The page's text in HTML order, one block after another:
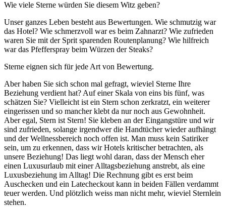
Wie viele Sterne würden Sie diesem Witz geben?
Unser ganzes Leben besteht aus Bewertungen. Wie schmutzig war
das Hotel? Wie schmerzvoll war es beim Zahnarzt? Wie zufrieden
waren Sie mit der Sprit sparenden Routenplanung? Wie hilfreich
war das Pfefferspray beim Würzen der Steaks?
Sterne eignen sich für jede Art von Bewertung.
Aber haben Sie sich schon mal gefragt, wieviel Sterne Ihre
Beziehung verdient hat? Auf einer Skala von eins bis fünf, was
schätzen Sie? Vielleicht ist ein Stern schon zerkratzt, ein weiterer
eingerissen und so mancher klebt da nur noch aus Gewohnheit.
Aber egal, Stern ist Stern! Sie kleben an der Eingangstüre und wir
sind zufrieden, solange irgendwer die Handtücher wieder aufhängt
und der Wellnessbereich noch offen ist. Man muss kein Satiriker
sein, um zu erkennen, dass wir Hotels kritischer betrachten, als
unsere Beziehung! Das liegt wohl daran, dass der Mensch eher
einen Luxusurlaub mit einer Alltagsbeziehung anstrebt, als eine
Luxusbeziehung im Alltag! Die Rechnung gibt es erst beim
Auschecken und ein Latecheckout kann in beiden Fällen verdammt
teuer werden. Und plötzlich weiss man nicht mehr, wieviel Sternlein
stehen.